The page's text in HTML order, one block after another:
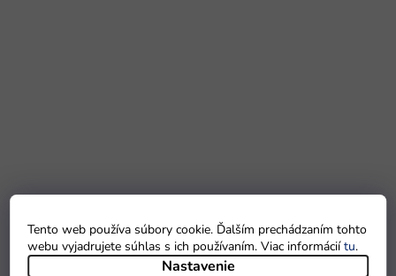
Tento web používa súbory cookie. Ďalším prechádzaním tohto
webu vyjadrujete súhlas s ich používaním. Viac informáciítu.
Nastavenie